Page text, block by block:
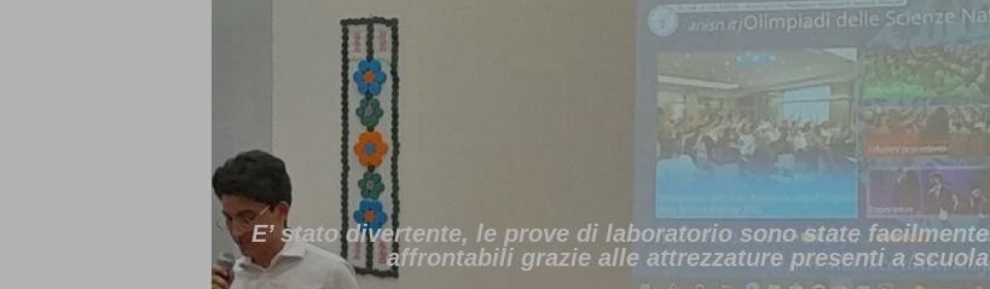
E’ stato divertente, le prove di laboratorio sono state facilmente
affrontabili grazie alle attrezzature presenti a scuola